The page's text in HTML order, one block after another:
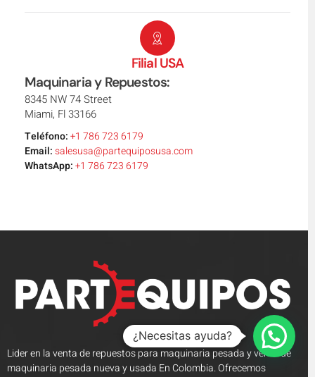
Filial USA
Maquinaria y Repuestos:
8345 NW 74 Street
Miami, Fl 33166
Teléfono:+1 786 723 6179
Email:salesusa@partequiposusa.com
WhatsApp:+1 786 723 6179
Lider en la venta de repuestos para maquinaria pesada y venta de
maquinaria pesada nueva y usada En Colombia. Ofrecemos
¿Necesitas ayuda?